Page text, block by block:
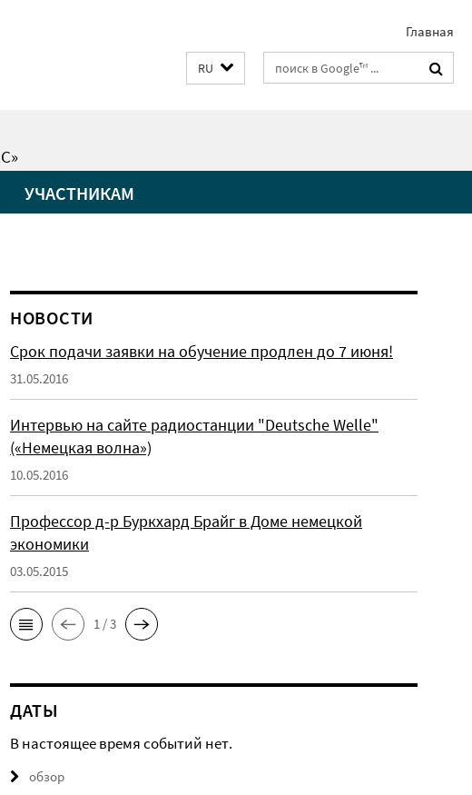
Главная
RU Suchbegriffe
УЧАСТНИКАМ
НОВОСТИ
Срок подачи заявки на обучение продлен до 7 июня!
31.05.2016
Интервью на сайте радиостанции "Deutsche Welle"
(«Немецкая волна»)
10.05.2016
Профессор д-р Буркхард Брайг в Доме немецкой
экономики
03.05.2015
1 / 3
ДАТЫ
В настоящее время событий нет.
обзор